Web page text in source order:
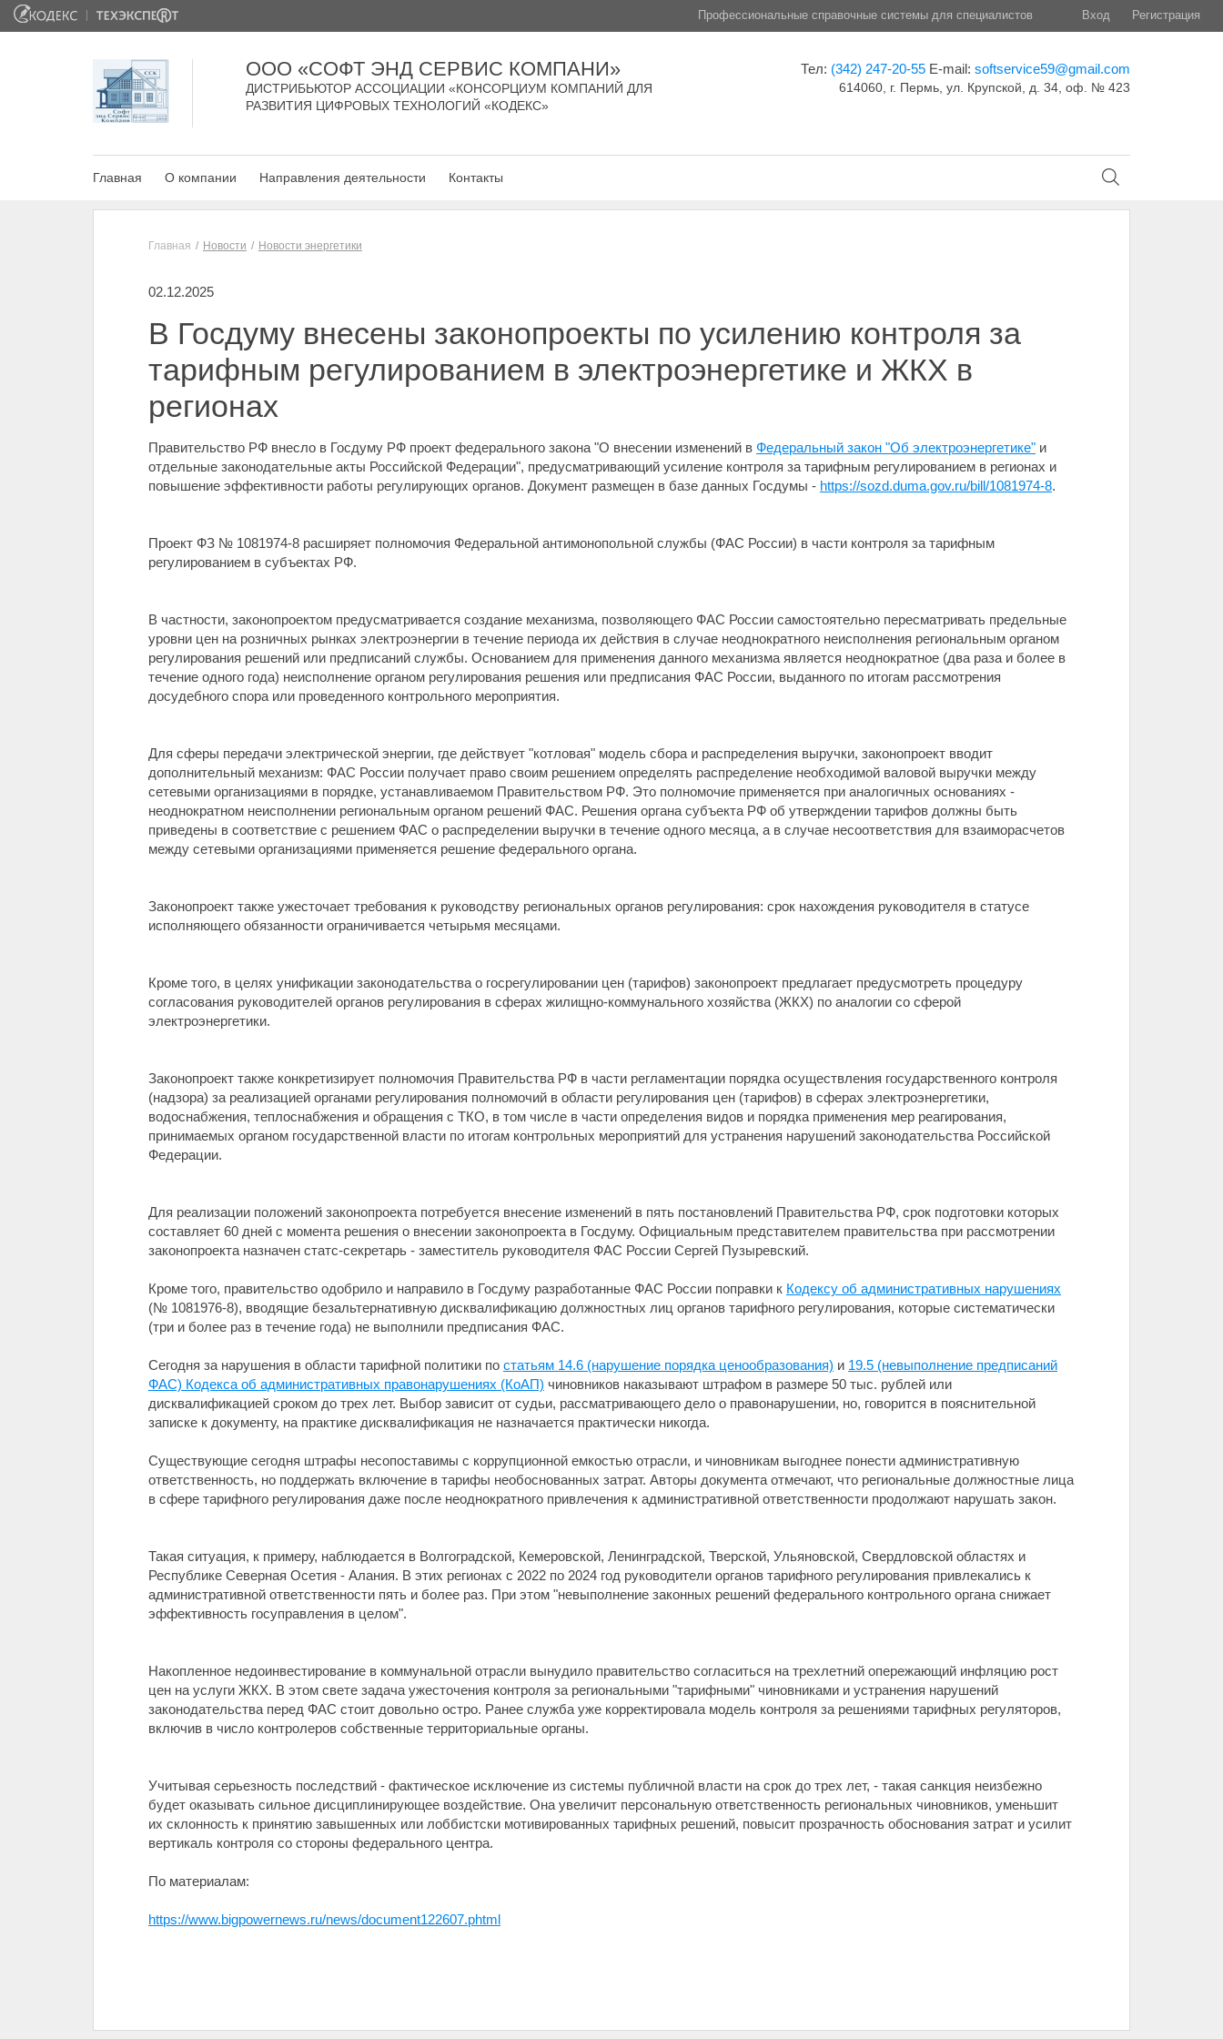
Профессиональные справочные системы для специалистов Вход Регистрация
ООО «СОФТ ЭНД СЕРВИС КОМПАНИ»
ДИСТРИБЬЮТОР АССОЦИАЦИИ «КОНСОРЦИУМ КОМПАНИЙ ДЛЯ
РАЗВИТИЯ ЦИФРОВЫХ ТЕХНОЛОГИЙ «КОДЕКС»
Тел: (342) 247-20-55 E-mail: softservice59@gmail.com
614060, г. Пермь, ул. Крупской, д. 34, оф. № 423
Главная О компании Направления деятельности Контакты
Главная Новости Новости энергетики
02.12.2025
В Госдуму внесены законопроекты по усилению контроля за
тарифным регулированием в электроэнергетике и ЖКХ в
регионах
Правительство РФ внесло в Госдуму РФ проект федерального закона "О внесении изменений в Федеральный закон "Об электроэнергетике" и
отдельные законодательные акты Российской Федерации", предусматривающий усиление контроля за тарифным регулированием в регионах и
повышение эффективности работы регулирующих органов. Документ размещен в базе данных Госдумы - https://sozd.duma.gov.ru/bill/1081974-8.
Проект ФЗ № 1081974-8 расширяет полномочия Федеральной антимонопольной службы (ФАС России) в части контроля за тарифным
регулированием в субъектах РФ.
В частности, законопроектом предусматривается создание механизма, позволяющего ФАС России самостоятельно пересматривать предельные
уровни цен на розничных рынках электроэнергии в течение периода их действия в случае неоднократного неисполнения региональным органом
регулирования решений или предписаний службы. Основанием для применения данного механизма является неоднократное (два раза и более в
течение одного года) неисполнение органом регулирования решения или предписания ФАС России, выданного по итогам рассмотрения
досудебного спора или проведенного контрольного мероприятия.
Для сферы передачи электрической энергии, где действует "котловая" модель сбора и распределения выручки, законопроект вводит
дополнительный механизм: ФАС России получает право своим решением определять распределение необходимой валовой выручки между
сетевыми организациями в порядке, устанавливаемом Правительством РФ. Это полномочие применяется при аналогичных основаниях -
неоднократном неисполнении региональным органом решений ФАС. Решения органа субъекта РФ об утверждении тарифов должны быть
приведены в соответствие с решением ФАС о распределении выручки в течение одного месяца, а в случае несоответствия для взаиморасчетов
между сетевыми организациями применяется решение федерального органа.
Законопроект также ужесточает требования к руководству региональных органов регулирования: срок нахождения руководителя в статусе
исполняющего обязанности ограничивается четырьмя месяцами.
Кроме того, в целях унификации законодательства о госрегулировании цен (тарифов) законопроект предлагает предусмотреть процедуру
согласования руководителей органов регулирования в сферах жилищно-коммунального хозяйства (ЖКХ) по аналогии со сферой
электроэнергетики.
Законопроект также конкретизирует полномочия Правительства РФ в части регламентации порядка осуществления государственного контроля
(надзора) за реализацией органами регулирования полномочий в области регулирования цен (тарифов) в сферах электроэнергетики,
водоснабжения, теплоснабжения и обращения с ТКO, в том числе в части определения видов и порядка применения мер реагирования,
принимаемых органом государственной власти по итогам контрольных мероприятий для устранения нарушений законодательства Российской
Федерации.
Для реализации положений законопроекта потребуется внесение изменений в пять постановлений Правительства РФ, срок подготовки которых
составляет 60 дней с момента решения о внесении законопроекта в Госдуму. Официальным представителем правительства при рассмотрении
законопроекта назначен статс-секретарь - заместитель руководителя ФАС России Сергей Пузыревский.
Кроме того, правительство одобрило и направило в Госдуму разработанные ФАС России поправки к Кодексу об административных нарушениях
(№ 1081976-8), вводящие безальтернативную дисквалификацию должностных лиц органов тарифного регулирования, которые систематически
(три и более раз в течение года) не выполнили предписания ФАС.
Сегодня за нарушения в области тарифной политики по статьям 14.6 (нарушение порядка ценообразования) и 19.5 (невыполнение предписаний
ФАС) Кодекса об административных правонарушениях (КоАП) чиновников наказывают штрафом в размере 50 тыс. рублей или
дисквалификацией сроком до трех лет. Выбор зависит от судьи, рассматривающего дело о правонарушении, но, говорится в пояснительной
записке к документу, на практике дисквалификация не назначается практически никогда.
Существующие сегодня штрафы несопоставимы с коррупционной емкостью отрасли, и чиновникам выгоднее понести административную
ответственность, но поддержать включение в тарифы необоснованных затрат. Авторы документа отмечают, что региональные должностные лица
в сфере тарифного регулирования даже после неоднократного привлечения к административной ответственности продолжают нарушать закон.
Такая ситуация, к примеру, наблюдается в Волгоградской, Кемеровской, Ленинградской, Тверской, Ульяновской, Свердловской областях и
Республике Северная Осетия - Алания. В этих регионах с 2022 по 2024 год руководители органов тарифного регулирования привлекались к
административной ответственности пять и более раз. При этом "невыполнение законных решений федерального контрольного органа снижает
эффективность госуправления в целом".
Накопленное недоинвестирование в коммунальной отрасли вынудило правительство согласиться на трехлетний опережающий инфляцию рост
цен на услуги ЖКХ. В этом свете задача ужесточения контроля за региональными "тарифными" чиновниками и устранения нарушений
законодательства перед ФАС стоит довольно остро. Ранее служба уже корректировала модель контроля за решениями тарифных регуляторов,
включив в число контролеров собственные территориальные органы.
Учитывая серьезность последствий - фактическое исключение из системы публичной власти на срок до трех лет, - такая санкция неизбежно
будет оказывать сильное дисциплинирующее воздействие. Она увеличит персональную ответственность региональных чиновников, уменьшит
их склонность к принятию завышенных или лоббистски мотивированных тарифных решений, повысит прозрачность обоснования затрат и усилит
вертикаль контроля со стороны федерального центра.
По материалам:
https://www.bigpowernews.ru/news/document122607.phtml